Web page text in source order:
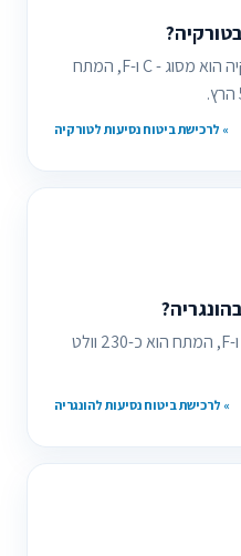
השקע החשמלי המתאים בטורקיה הוא מסוג - C ו-F, המתח
» לרכישת ביטוח נסיעות לטורקיה
שקעי החשמל המתאימים הם C ו-F, המתח הוא כ-230 וולט
» לרכישת ביטוח נסיעות להונגריה